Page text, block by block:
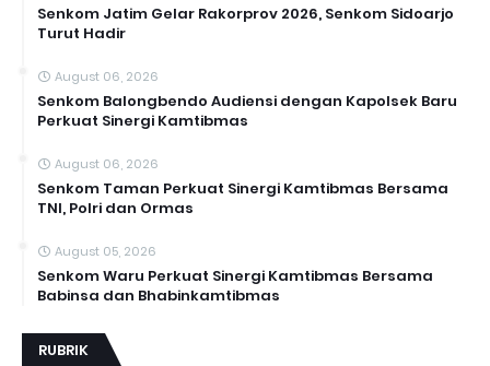
Senkom Jatim Gelar Rakorprov 2026, Senkom Sidoarjo
Turut Hadir
August 06, 2026
Senkom Balongbendo Audiensi dengan Kapolsek Baru
Perkuat Sinergi Kamtibmas
August 06, 2026
Senkom Taman Perkuat Sinergi Kamtibmas Bersama
TNI, Polri dan Ormas
August 05, 2026
Senkom Waru Perkuat Sinergi Kamtibmas Bersama
Babinsa dan Bhabinkamtibmas
RUBRIK